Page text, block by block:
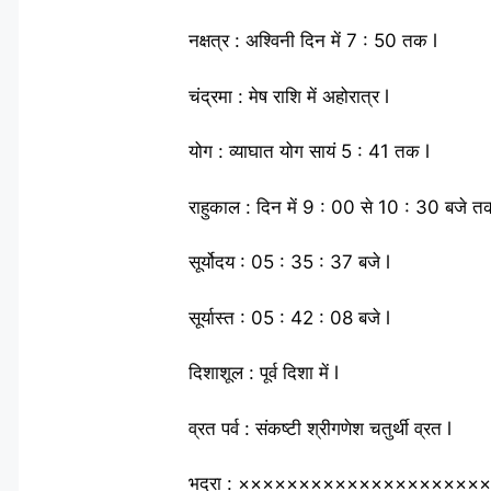
नक्षत्र : अश्विनी दिन में 7 : 50 तक l
चंद्रमा : मेष राशि में अहोरात्र l
योग : व्याघात योग सायं 5 : 41 तक l
राहुकाल : दिन में 9 : 00 से 10 : 30 बजे
सूर्योदय : 05 : 35 : 37 बजे l
सूर्यास्त : 05 : 42 : 08 बजे l
दिशाशूल : पूर्व दिशा में l
व्रत पर्व : संकष्टी श्रीगणेश चतुर्थी व्रत l
भद्रा :